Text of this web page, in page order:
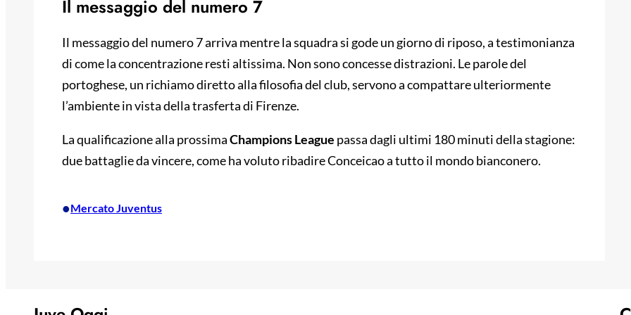
Il messaggio del numero 7
Il messaggio del numero 7 arriva mentre la squadra si gode un giorno di riposo, a testimonianza
di come la concentrazione resti altissima. Non sono concesse distrazioni. Le parole del
portoghese, un richiamo diretto alla filosofia del club, servono a compattare ulteriormente
l’ambiente in vista della trasferta di Firenze.
La qualificazione alla prossimaChampions League passa dagli ultimi 180 minuti della stagione:
due battaglie da vincere, come ha voluto ribadire Conceicao a tutto il mondo bianconero.
•Mercato Juventus